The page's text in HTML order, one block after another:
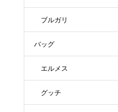
ブルガリ
バッグ
エルメス
グッチ